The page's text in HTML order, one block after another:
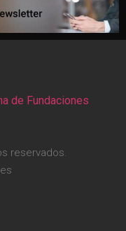
de Fundaciones
reservados.